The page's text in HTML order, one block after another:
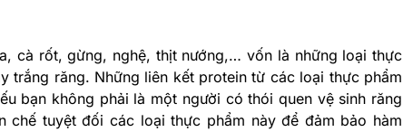
cà rốt, gừng, nghệ, thịt nướng,… vốn là những loại thực
trắng răng. Những liên kết protein từ các loại thực phẩm
bạn không phải là một người có thói quen vệ sinh răng
chế tuyệt đối các loại thực phẩm này để đảm bảo hàm